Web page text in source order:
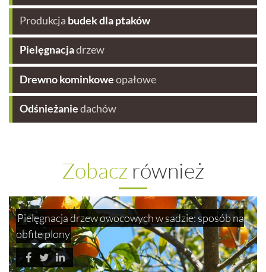
Produkcja budek dla ptaków
Pielęgnacjadrzew
Drewno kominkoweopałowe
Odśnieżaniedachów
Zobacz również
Pielęgnacja drzew owocowych w sadzie: sposób na
obfite plony